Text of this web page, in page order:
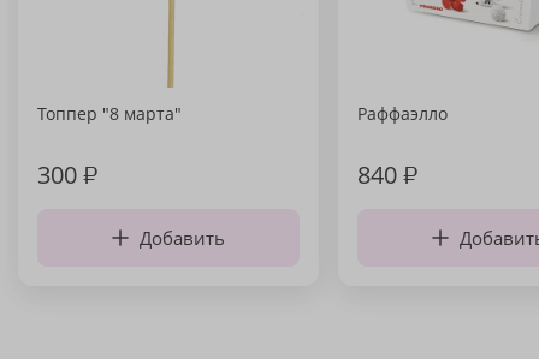
Топпер "8 марта"
300₽
Добавить
Раффаэлло
840₽